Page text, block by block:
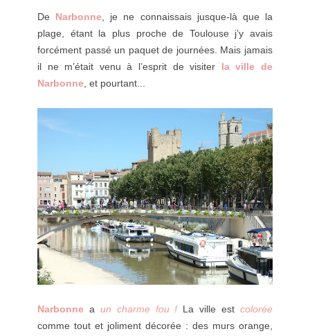
De Narbonne , je ne connaissais jusque-là que la
plage, étant la plus proche de Toulouse j’y avais
forcément passé un paquet de journées. Mais jamais
il ne m’était venu à l’esprit de visiter la ville de
Narbonne , et pourtant...
Narbonne a un charme fou ! La ville estcolorée
comme tout et joliment décorée : des murs orange,